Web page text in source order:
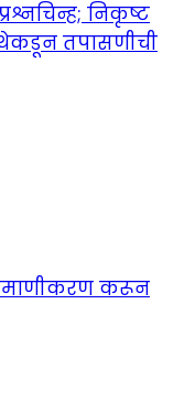
निकृष्ट
तपासणीची
करून